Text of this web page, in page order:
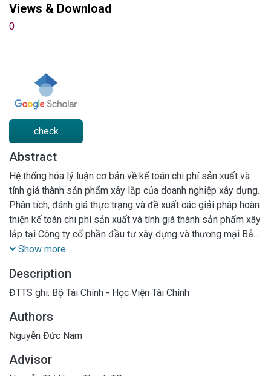
Views & Download
0
check
Abstract
Hệ thống hóa lý luận cơ bản về kế toán chi phí sản xuất và
tính giá thành sản phẩm xây lắp của doanh nghiệp xây dựng.
Phân tích, đánh giá thực trạng và đề xuất các giải pháp hoàn
thiện kế toán chi phí sản xuất và tính giá thành sản phẩm xây
lắp tại Công ty cổ phần đầu tư xây dựng và thương mại Bắc
NinhShow more
Description
ĐTTS ghi: Bộ Tài Chính - Học Viện Tài Chính
Authors
Nguyễn Đức Nam
Advisor